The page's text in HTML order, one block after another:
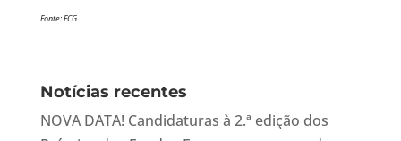
Fonte: FCG
Notícias recentes
NOVA DATA! Candidaturas à 2.ª edição dos